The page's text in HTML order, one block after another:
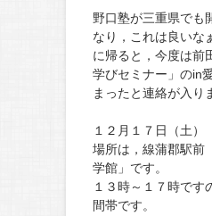
野口塾が三重県でも
なり，これは良いな
に帰ると，今度は前
学びセミナー」のin
まったと連絡が入り
１２月１７日（土）
場所は， 線蒲郡駅前
学館」です。
１３時～１７時です
間帯です。